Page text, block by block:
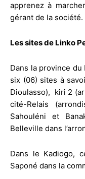
apprenez à
gérant de la société.
Les sites de Linko
Dans la province
six (06) sites à
Dioulasso), kiri 2
cité-Relais
Sahouléni et
Belleville dans
Dans le Kadiogo,
Saponé dans la